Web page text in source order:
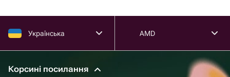
Українська AMD
Корсині посилання